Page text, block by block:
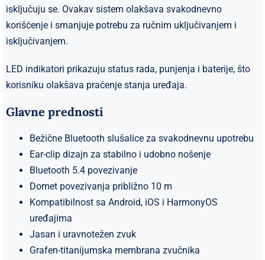
isključuju se. Ovakav sistem olakšava svakodnevno
korišćenje i smanjuje potrebu za ručnim uključivanjem i
isključivanjem.
LED indikatori prikazuju status rada, punjenja i baterije, što
korisniku olakšava praćenje stanja uređaja.
Glavne prednosti
Bežične Bluetooth slušalice za svakodnevnu upotrebu
Ear-clip dizajn za stabilno i udobno nošenje
Bluetooth 5.4 povezivanje
Domet povezivanja približno 10 m
Kompatibilnost sa Android, iOS i HarmonyOS
uređajima
Jasan i uravnotežen zvuk
Grafen-titanijumska membrana zvučnika